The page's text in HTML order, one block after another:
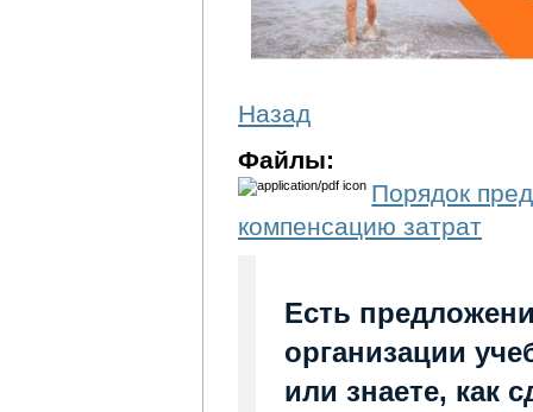
Назад
Файлы:
Порядок
компенсацию затрат
Есть
организации
или знаете, как